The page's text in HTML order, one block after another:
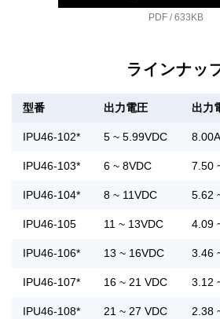
PDF / 633KB
ラインナッ
型番 出力電圧 出力
IPU46-102* 5 ~ 5.99VDC
IPU46-103* 6 ~ 8VDC 7.50
IPU46-104* 8 ~ 11VDC 5.62
IPU46-105 11 ~ 13VDC 4.09
IPU46-106* 13 ~ 16VDC 3.46
IPU46-107* 16 ~ 21 VDC 3.12
IPU46-108* 21 ~ 27 VDC 2.38